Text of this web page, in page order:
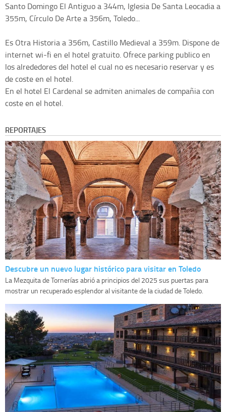
Santo Domingo El Antiguo a 344m, Iglesia De Santa Leocadia a
355m, Círculo De Arte a 356m, Toledo...
Es Otra Historia a 356m, Castillo Medieval a 359m. Dispone de
internet wi-fi en el hotel gratuito. Ofrece parking publico en
los alrededores del hotel el cual no es necesario reservar y es
de coste en el hotel.
En el hotel El Cardenal se admiten animales de compañia con
coste en el hotel.
REPORTAJES
Descubre un nuevo lugar histórico para visitar en Toledo
La Mezquita de Tornerías abrió a principios del 2025 sus puertas para
mostrar un recuperado esplendor al visitante de la ciudad de Toledo.